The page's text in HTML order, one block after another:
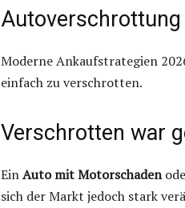
Autoverschrottung
Moderne Ankaufstrategien
einfach zu verschrotten.
Verschrotten war
EinAuto mit Motorschaden
sich der Markt jedoch stark